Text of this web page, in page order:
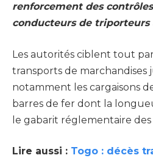
renforcement des
conducteurs de triporteurs
Les autorités ciblent tout
transports de marchandises
notamment les cargaisons
barres de fer dont la
le gabarit réglementaire des
Lire aussi : Togo : décès